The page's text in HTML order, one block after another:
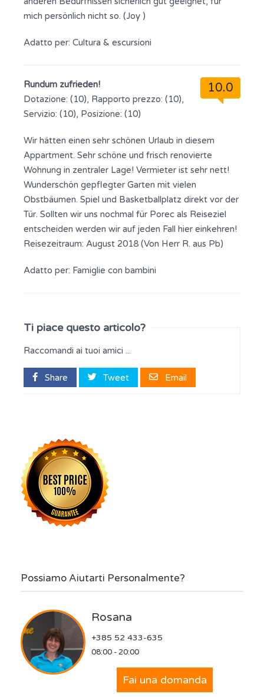
mich persönlich nicht so. (Joy )
Adatto per: Cultura & escursioni
10.0
Rundum zufrieden!
Dotazione: (10), Rapporto prezzo: (10),
Servizio: (10), Posizione: (10)
Wir hätten einen sehr schönen Urlaub in diesem
Appartment. Sehr schöne und frisch renovierte
Wohnung in zentraler Lage! Vermieter ist sehr nett!
Wunderschön gepflegter Garten mit vielen
Obstbäumen. Spiel und Basketballplatz direkt vor der
Tür. Sollten wir uns nochmal für Porec als Reiseziel
entscheiden werden wir auf jeden Fall hier einkehren!
Reisezeitraum: August 2018 (Von Herr R. aus Pb)
Adatto per: Famiglie con bambini
Ti piace questo articolo?
Raccomandi ai tuoi amici ...
Share Tweet Email
Possiamo Aiutarti Personalmente?
Rosana
+385 52 433-635
08:00 - 20:00
Fai una domanda